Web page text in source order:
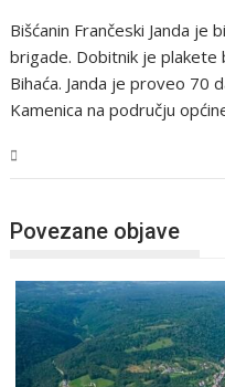
Bišćanin Frančeski Janda je
brigade. Dobitnik je plakete
Bihaća. Janda je proveo 70
Kamenica na području
Povezane objave